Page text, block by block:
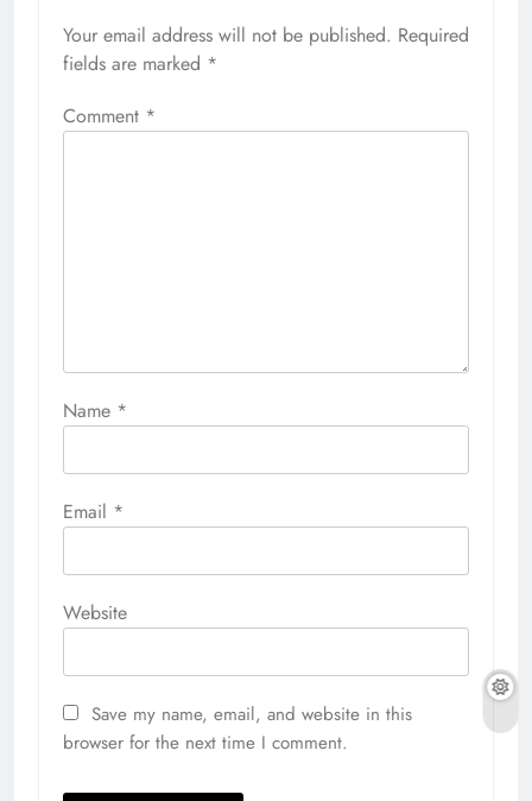
Your email address will not be published. Required
fields are marked *
Comment *
Name *
Email *
Website
Save my name, email, and website in this
browser for the next time I comment.